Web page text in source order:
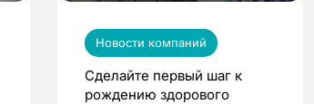
Новости компаний
Сделайте первый шаг к
рождению здорового